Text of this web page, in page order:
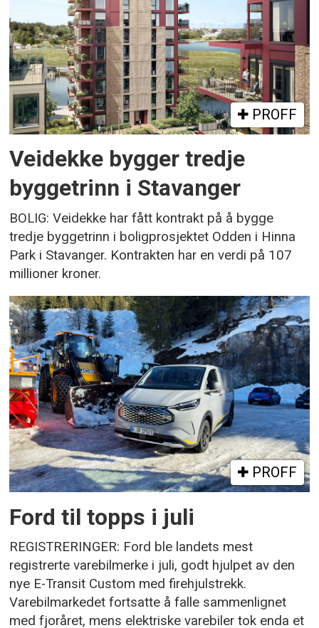
PROFF
Veidekke bygger tredje
byggetrinn i Stavanger
BOLIG: Veidekke har fått kontrakt på å bygge
tredje byggetrinn i boligprosjektet Odden i Hinna
Park i Stavanger. Kontrakten har en verdi på 107
millioner kroner.
PROFF
Ford til topps i juli
REGISTRERINGER: Ford ble landets mest
registrerte varebilmerke i juli, godt hjulpet av den
nye E-Transit Custom med firehjulstrekk.
Varebilmarkedet fortsatte å falle sammenlignet
med fjoråret, mens elektriske varebiler tok enda et